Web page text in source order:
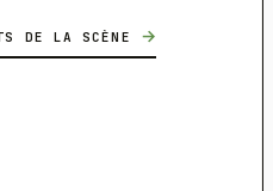
DE LA SCÈNE →